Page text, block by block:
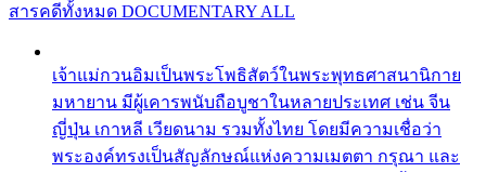
สารคดีทั้งหมด DOCUMENTARY ALL
เจ้าแม่กวนอิมเป็นพระโพธิสัตว์ในพระพุทธศาสนานิกาย
มหายาน มีผู้เคารพนับถือบูชาในหลายประเทศ เช่น จีน
ญี่ปุ่น เกาหลี เวียดนาม รวมทั้งไทย โดยมีความเชื่อว่า
พระองค์ทรงเป็นสัญลักษณ์แห่งความเมตตา กรุณา และ